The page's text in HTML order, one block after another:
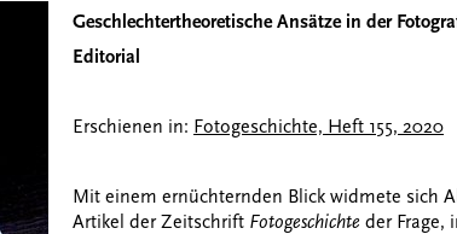
Geschlechtertheoretische Ansätze in der
Editorial
Erschienen in: Fotogeschichte, Heft 155, 2020
Mit einem ernüchternden Blick widmete sich
Artikel der Zeitschrift Fotogeschichte der Frage,